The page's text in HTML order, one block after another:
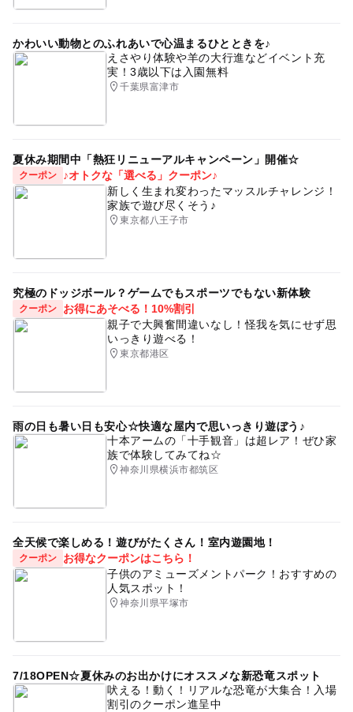
かわいい動物とのふれあいで心温まるひとときを♪
えさやり体験や羊の大行進などイベント充
実！3歳以下は入園無料
千葉県富津市
夏休み期間中「熱狂リニューアルキャンペーン」開催☆
クーポン
♪オトクな「選べる」クーポン♪
新しく生まれ変わったマッスルチャレンジ！
家族で遊び尽くそう♪
東京都八王子市
究極のドッジボール？ゲームでもスポーツでもない新体験
クーポン
お得にあそべる！10%割引
親子で大興奮間違いなし！怪我を気にせず思
いっきり遊べる！
東京都港区
雨の日も暑い日も安心☆快適な屋内で思いっきり遊ぼう♪
十本アームの「十手観音」は超レア！ぜひ家
族で体験してみてね☆
神奈川県横浜市都筑区
全天候で楽しめる！遊びがたくさん！室内遊園地！
クーポン
お得なクーポンはこちら！
子供のアミューズメントパーク！おすすめの
人気スポット！
神奈川県平塚市
7/18OPEN☆夏休みのお出かけにオススメな新恐竜スポット
吠える！動く！リアルな恐竜が大集合！入場
割引のクーポン進呈中